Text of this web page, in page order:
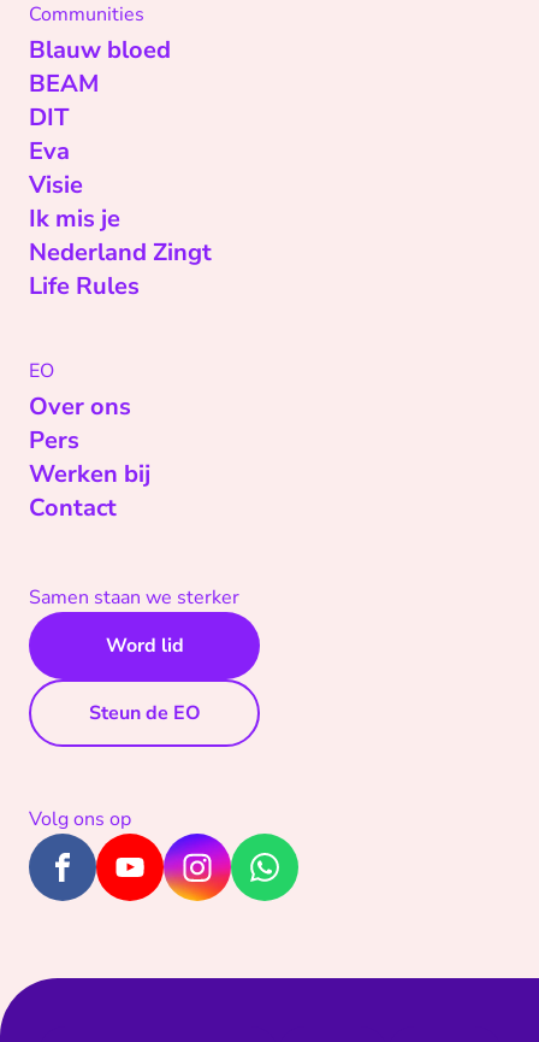
Communities
Blauw bloed
BEAM
DIT
Eva
Visie
Ik mis je
Nederland Zingt
Life Rules
EO
Over ons
Pers
Werken bij
Contact
Samen staan we sterker
Word lid
Steun de EO
Volg ons op